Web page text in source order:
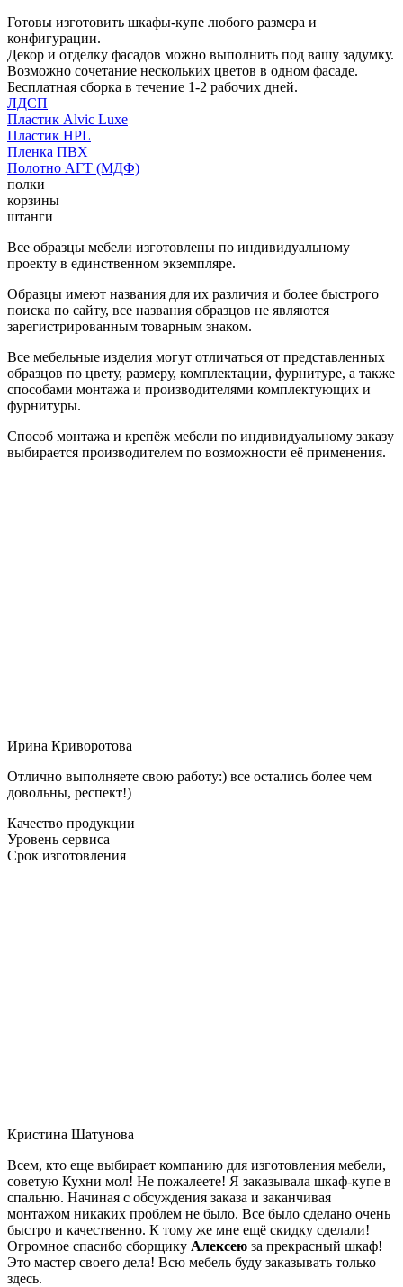
Готовы изготовить шкафы-купе любого размера и
конфигурации.
Декор и отделку фасадов можно выполнить под вашу задумку.
Возможно сочетание нескольких цветов в одном фасаде.
Бесплатная сборка в течение 1-2 рабочих дней.
ЛДСП
Пластик Alvic Luxe
Пластик HPL
Пленка ПВХ
Полотно АГТ (МДФ)
полки
корзины
штанги
Все образцы мебели изготовлены по индивидуальному
проекту в единственном экземпляре.
Образцы имеют названия для их различия и более быстрого
поиска по сайту, все названия образцов не являются
зарегистрированным товарным знаком.
Все мебельные изделия могут отличаться от представленных
образцов по цвету, размеру, комплектации, фурнитуре, а также
способами монтажа и производителями комплектующих и
фурнитуры.
Способ монтажа и крепёж мебели по индивидуальному заказу
выбирается производителем по возможности её применения.
Ирина Криворотова
Отлично выполняете свою работу:) все остались более чем
довольны, респект!)
Качество продукции
Уровень сервиса
Срок изготовления
Кристина Шатунова
Всем, кто еще выбирает компанию для изготовления мебели,
советую Кухни мол! Не пожалеете! Я заказывала шкаф-купе в
спальню. Начиная с обсуждения заказа и заканчивая
монтажом никаких проблем не было. Все было сделано очень
быстро и качественно. К тому же мне ещё скидку сделали!
Огромное спасибо сборщику Алексею за прекрасный шкаф!
Это мастер своего дела! Всю мебель буду заказывать только
здесь.